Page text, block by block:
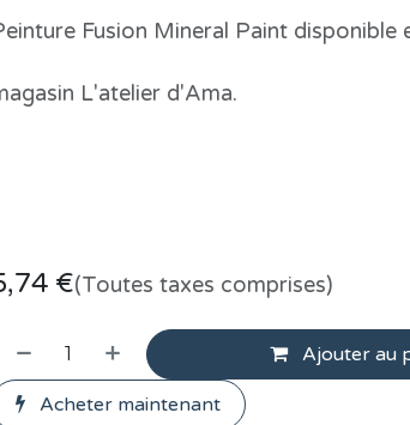
Fusion Mineral Paint disponible
L'atelier d'Ama.
€(Toutes taxes comprises)
Ajouter au
Acheter maintenant